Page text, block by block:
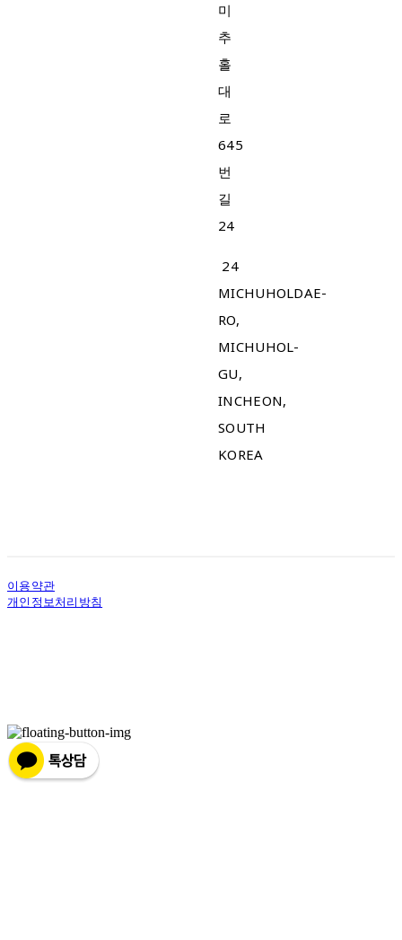
미
추
홀
대
로
645
번
길
24
24
MICHUHOLDAE-
RO,
MICHUHOL-
GU,
INCHEON,
SOUTH
KOREA
이용약관
개인정보처리방침